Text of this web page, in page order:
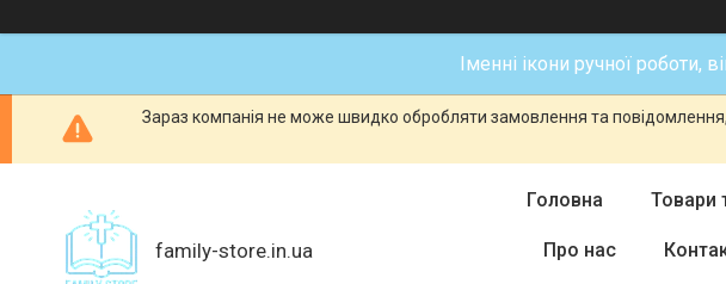
Іменні ікони ручної роботи,
Зараз компанія не може швидко обробляти замовлення та
family-store.in.ua
Головна Товари
Про нас